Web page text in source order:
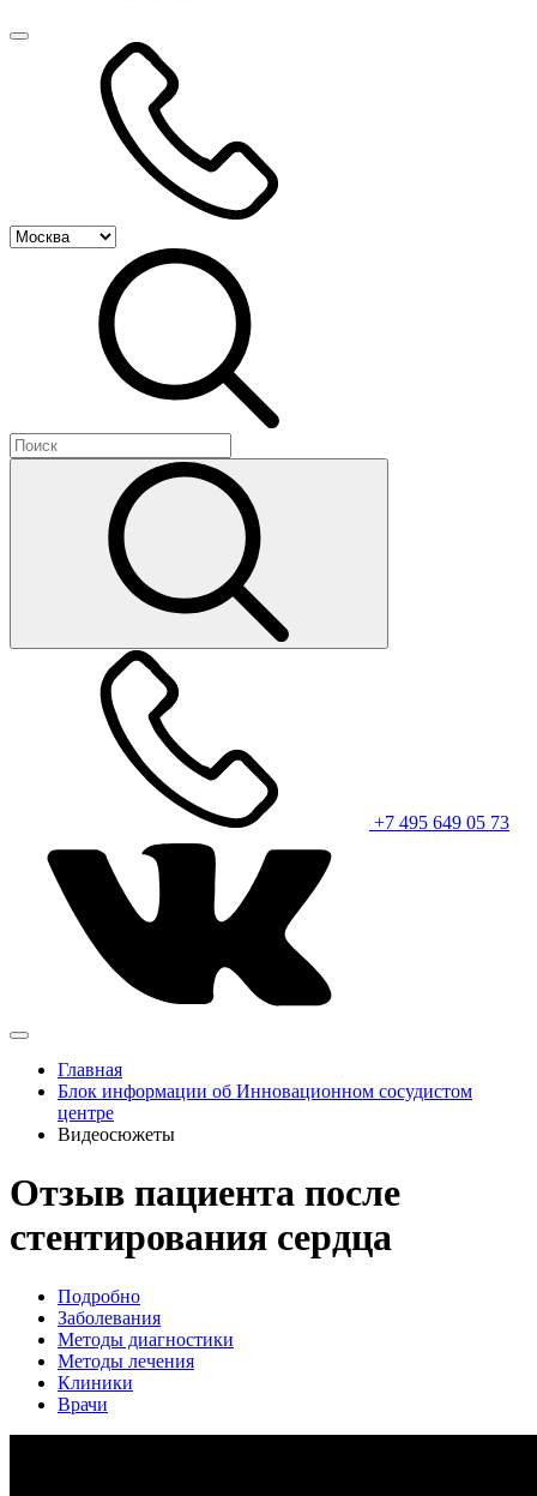
+7 495 649 05 73
Главная
Блок информации об Инновационном сосудистом
центре
Видеосюжеты
Отзыв пациента после
стентирования сердца
Подробно
Заболевания
Методы диагностики
Методы лечения
Клиники
Врачи